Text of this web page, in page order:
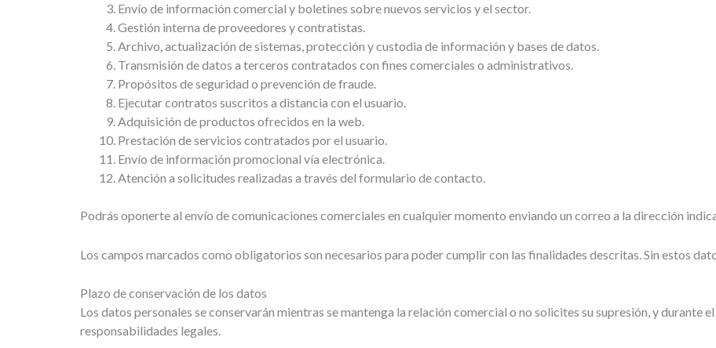
Envío de información comercial y boletines sobre nuevos servicios y el sector.
Gestión interna de proveedores y contratistas.
Archivo, actualización de sistemas, protección y custodia de información y bases de datos.
Transmisión de datos a terceros contratados con fines comerciales o administrativos.
Propósitos de seguridad o prevención de fraude.
Ejecutar contratos suscritos a distancia con el usuario.
Adquisición de productos ofrecidos en la web.
Prestación de servicios contratados por el usuario.
Envío de información promocional vía electrónica.
Atención a solicitudes realizadas a través del formulario de contacto.
Podrás oponerte al envío de comunicaciones comerciales en cualquier momento enviando un correo a la dirección
Los campos marcados como obligatorios son necesarios para poder cumplir con las finalidades descritas. Sin estos
Plazo de conservación de los datos
Los datos personales se conservarán mientras se mantenga la relación comercial o no solicites su supresión, y durante
responsabilidades legales.